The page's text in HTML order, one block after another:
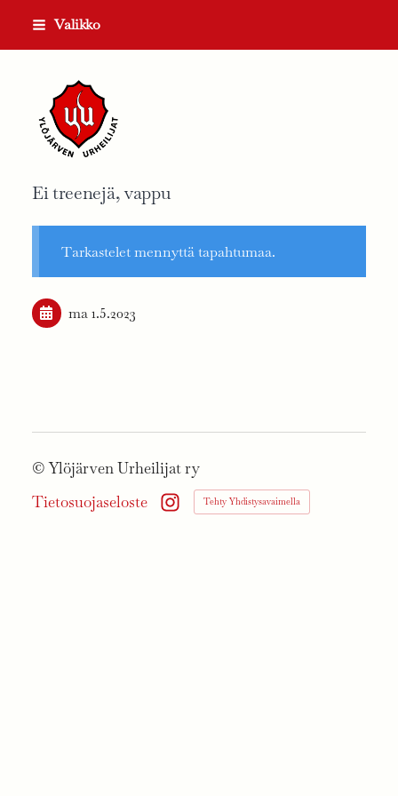
Siirry
sivun
sisältöön
Valikko
Ylöjärven Urheilijat ry
Ei treenejä, vappu
Tarkastelet mennyttä tapahtumaa.
ma 1.5.2023
©Ylöjärven Urheilijat ry
Tietosuojaseloste
Instagram
Tehty Yhdistysavaimella